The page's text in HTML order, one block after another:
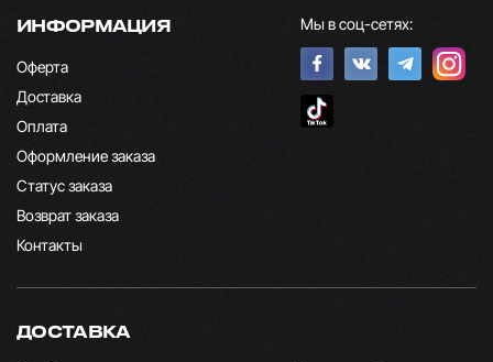
ИНФОРМАЦИЯ
Оферта
Доставка
Оплата
Оформление заказа
Статус заказа
Возврат заказа
Контакты
Мы в соц-сетях:
ДОСТАВКА